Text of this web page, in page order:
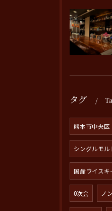
タグ
熊本市中央区
シングルモル
国産ウイスキ
0次会 ノ